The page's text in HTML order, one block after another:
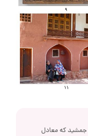
جمشید که معادل